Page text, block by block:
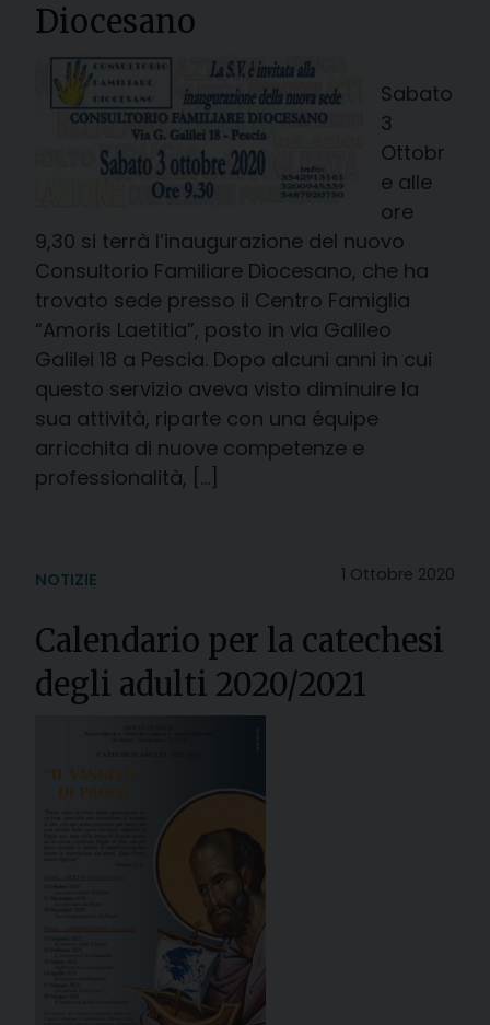
Diocesano
Sabato
3
Ottobr
e alle
ore
9,30 si terrà l’inaugurazione del nuovo
Consultorio Familiare Diocesano, che ha
trovato sede presso il Centro Famiglia
“Amoris Laetitia”, posto in via Galileo
Galilei 18 a Pescia. Dopo alcuni anni in cui
questo servizio aveva visto diminuire la
sua attività, riparte con una équipe
arricchita di nuove competenze e
professionalità, […]
1 Ottobre 2020
NOTIZIE
Calendario per la catechesi
degli adulti 2020/2021